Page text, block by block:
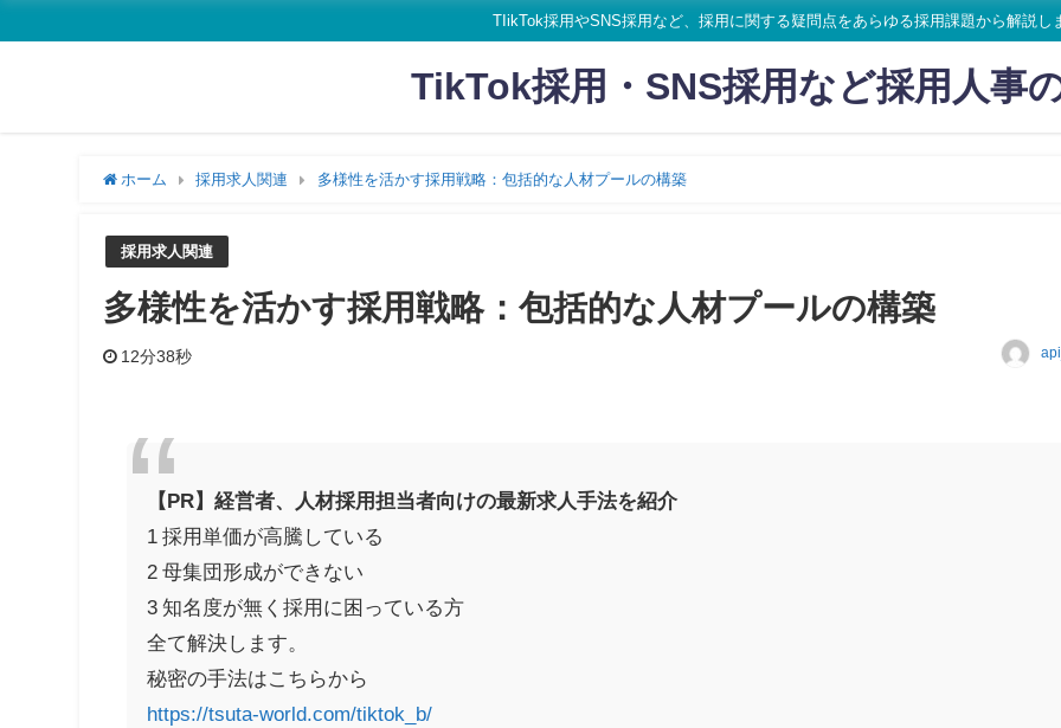
TIikTok採用やSNS採用など、採用に関する疑問点をあらゆる採用課題から解説し
TikTok採用・SNS採用など採用人事
ホーム 採用求人関連 多様性を活かす採用戦略：包括的な人材プールの構築
採用求人関連
多様性を活かす採用戦略：包括的な人材プールの構築
12分38秒
【PR】経営者、人材採用担当者向けの最新求人手法を紹介
1 採用単価が高騰している
2 母集団形成ができない
3 知名度が無く採用に困っている方
全て解決します。
秘密の手法はこちらから
https://tsuta-world.com/tiktok_b/